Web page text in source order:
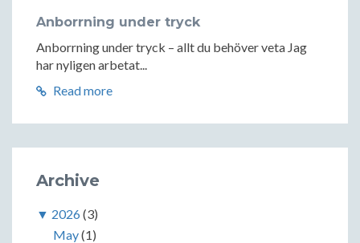
Anborrning under tryck
Anborrning under tryck – allt du behöver veta Jag
har nyligen arbetat...
Read more
Archive
▼ 2026(3)
May(1)